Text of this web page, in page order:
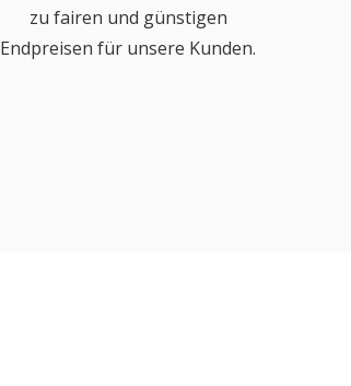
zu fairen und günstigen
Endpreisen für unsere Kunden.